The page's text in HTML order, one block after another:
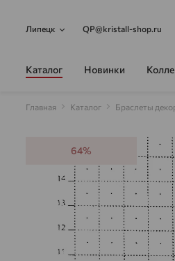
Липецк QP@kristall-shop.ru
Каталог Новинки
Главная Каталог Браслеты
64%